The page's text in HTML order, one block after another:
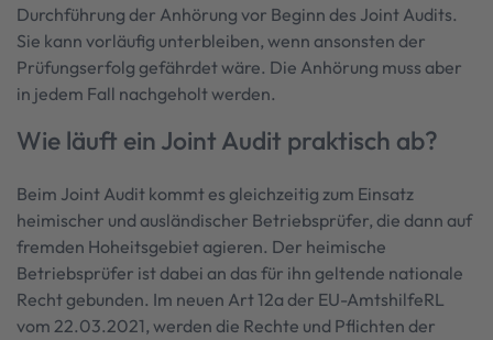
Durchführung der Anhörung vor Beginn des Joint Audits.
Sie kann vorläufig unterbleiben, wenn ansonsten der
Prüfungserfolg gefährdet wäre. Die Anhörung muss aber
in jedem Fall nachgeholt werden.
Wie läuft ein Joint Audit praktisch ab?
Beim Joint Audit kommt es gleichzeitig zum Einsatz
heimischer und ausländischer Betriebsprüfer, die dann auf
fremden Hoheitsgebiet agieren. Der heimische
Betriebsprüfer ist dabei an das für ihn geltende nationale
Recht gebunden. Im neuen Art 12a der EU-AmtshilfeRL
vom 22.03.2021, werden die Rechte und Pflichten der